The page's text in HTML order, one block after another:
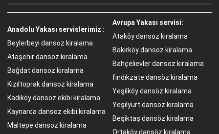
Anadolu Yakası servislerimiz :
Beylerbeyi dansoz kiralama
Ataşehir dansoz kiralama
Bağdat dansoz kiralama
Kızıltoprak dansoz kiralama
Kadıköy dansoz ekibi kiralama
Kaynarca dansoz ekibi kiralama
Maltepe dansoz kiralama
Avrupa Yakası servisi:
Ataköy dansoz kiralama
Bakırköy dansoz kiralama
Bahçelievler dansoz kiralama
fındıkzate dansöz kiralama
Yeşilköy dansöz kiralama
Yeşilyurt dansöz kiralama
Beşiktaş dansöz kiralama
Ortaköy dansöz kiralama